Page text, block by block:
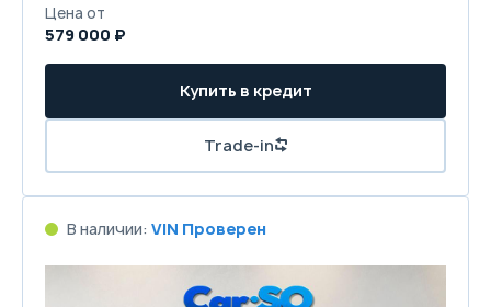
Цена от
579 000 ₽
Купить в кредит
Trade-in
В наличии: VIN Проверен